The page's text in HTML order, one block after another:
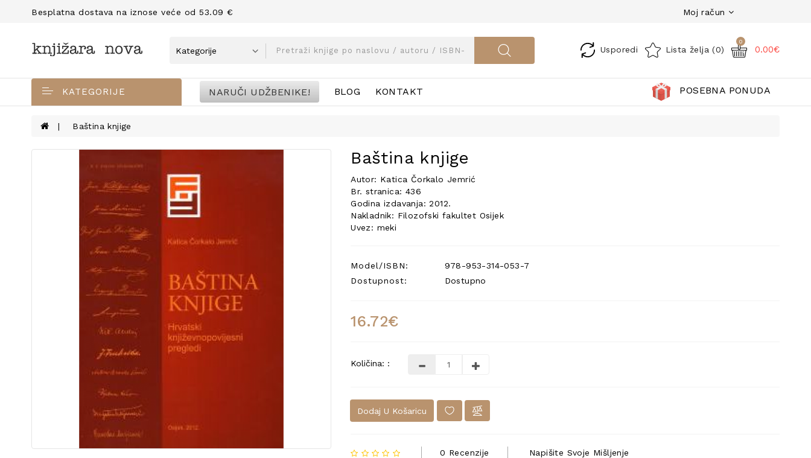
Besplatna dostava na iznose veće od 53.09 € Moj račun
Usporedi Lista želja (0)
0
0.00€
KATEGORIJE NARUČI UDŽBENIKE! BLOG KONTAKT POSEBNA PONUDA
Baština knjige
Baština knjige
Autor: Katica Čorkalo Jemrić
Br. stranica: 436
Godina izdavanja: 2012.
Nakladnik: Filozofski fakultet Osijek
Uvez: meki
Model/ISBN:
978-953-314-053-7
Dostupnost:
Dostupno
16.72€
Količina: :
Dodaj U Košaricu
0 Recenzije Napišite Svoje Mišljenje